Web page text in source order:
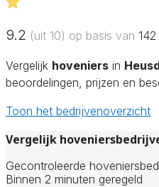
9.2 (uit 10) op basis van 142
Vergelijk hoveniers in
beoordelingen, prijzen en
Toon het bedrijvenoverzicht
Vergelijk
Gecontroleerde
Binnen 2 minuten geregeld